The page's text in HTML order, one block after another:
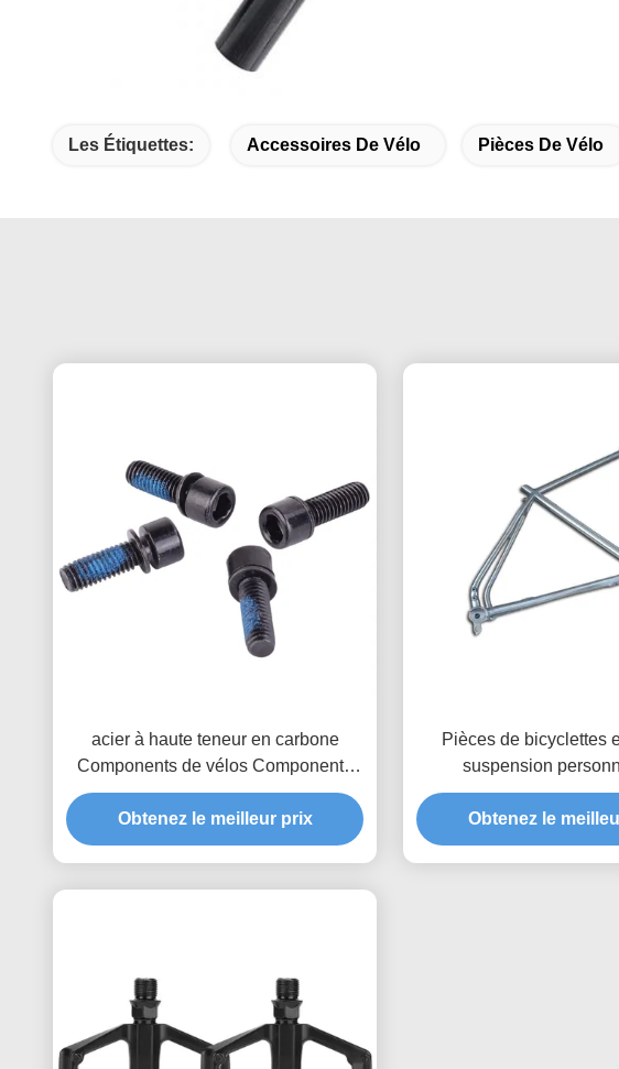
Les Étiquettes: Accessoires De Vélo Pièces De Vélo
acier à haute teneur en carbone
Components de vélos Components
de vélos Boulons de montage de rotor
de vélo
Obtenez le meilleur prix
Pièces de bicyclettes
suspension
Obtenez le